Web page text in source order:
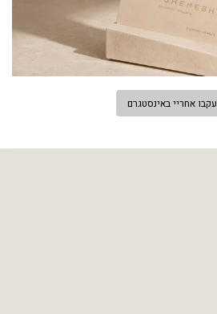
עקבו אחריי באינסטגרם